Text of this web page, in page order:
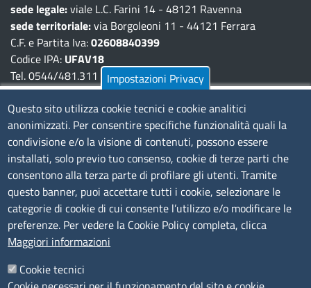
sede legale:viale L.C. Farini 14 - 48121 Ravenna
sede territoriale:via Borgoleoni 11 - 44121 Ferrara
C.F. e Partita Iva:02608840399
Codice IPA: UFAV18
Tel. 0544/481.311 - 0532/783.711
Pec:cciaa@pec.fera.camcom.it
Amministrazione Trasparente
Bandi di gara
Bilanci
Concorsi e selezioni
Procedimenti
Provvedimenti
Seguici su
Impostazioni Privacy
Questo sito utilizza cookie tecnici e cookie analitici
anonimizzati. Per consentire specifiche funzionalità quali la
condivisione e/o la visione di contenuti, possono essere
installati, solo previo tuo consenso, cookie di terze parti che
consentono alla terza parte di profilare gli utenti. Tramite
questo banner, puoi accettare tutti i cookie, selezionare le
categorie di cookie di cui consente l’utilizzo e/o modificare le
preferenze. Per vedere la Cookie Policy completa, clicca
Maggiori informazioni
Cookie tecnici